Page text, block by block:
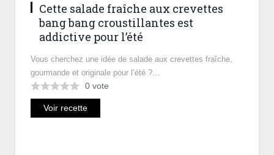
Cette salade fraîche aux crevettes
bang bang croustillantes est
addictive pour l’été
Vous cherchez une idée de salade aux crevettes fraîche,
gourmande et originale pour l’été ?…
0 vote
Voir recette